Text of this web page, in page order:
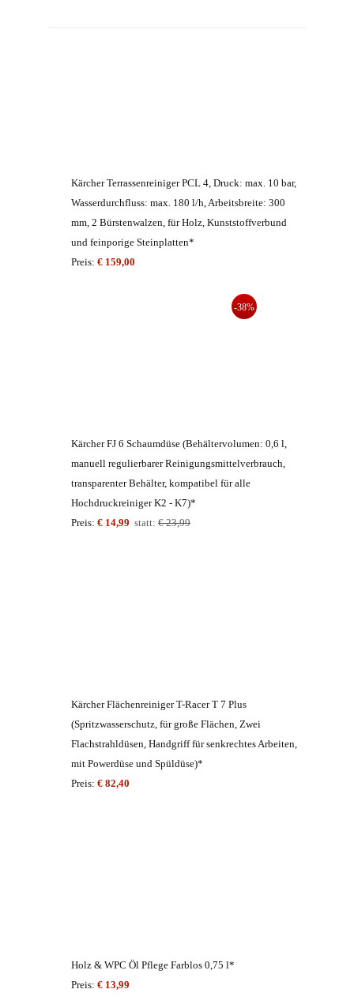
Kärcher Terrassenreiniger PCL 4, Druck: max. 10 bar,
Wasserdurchfluss: max. 180 l/h, Arbeitsbreite: 300
mm, 2 Bürstenwalzen, für Holz, Kunststoffverbund
und feinporige Steinplatten*
Preis: € 159,00
-38%
Kärcher FJ 6 Schaumdüse (Behältervolumen: 0,6 l,
manuell regulierbarer Reinigungsmittelverbrauch,
transparenter Behälter, kompatibel für alle
Hochdruckreiniger K2 - K7)*
Preis: € 14,99 statt: € 23,99
Kärcher Flächenreiniger T-Racer T 7 Plus
(Spritzwasserschutz, für große Flächen, Zwei
Flachstrahldüsen, Handgriff für senkrechtes Arbeiten,
mit Powerdüse und Spüldüse)*
Preis: € 82,40
Holz & WPC Öl Pflege Farblos 0,75 l*
Preis: € 13,99